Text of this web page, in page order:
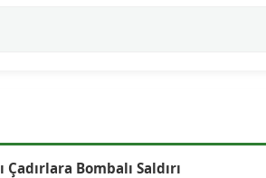
Çadırlara Bombalı Saldırı